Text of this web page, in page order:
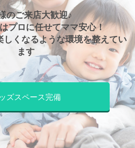
のご来店大歓迎♪
プロに任せてママ安心！
しくなるような環境を整えてい
ます
ズスペース完備